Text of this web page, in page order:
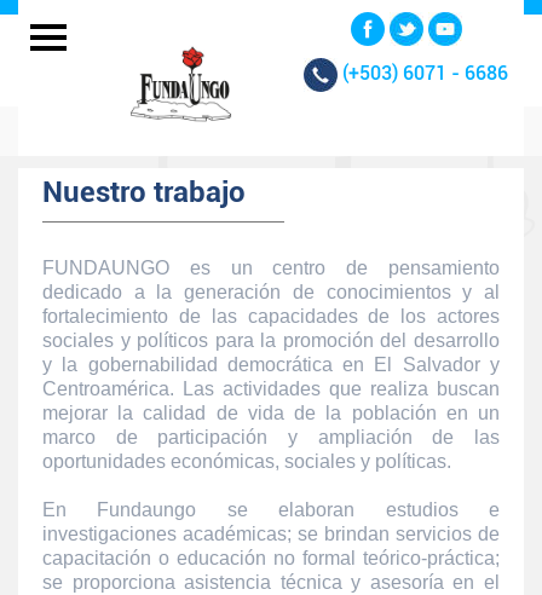
(+503) 6071 - 6686
Nuestro trabajo
FUNDAUNGO es un centro de pensamiento
dedicado a la generación de conocimientos y al
fortalecimiento de las capacidades de los actores
sociales y políticos para la promoción del desarrollo
y la gobernabilidad democrática en El Salvador y
Centroamérica. Las actividades que realiza buscan
mejorar la calidad de vida de la población en un
marco de participación y ampliación de las
oportunidades económicas, sociales y políticas.
En Fundaungo se elaboran estudios e
investigaciones académicas; se brindan servicios de
capacitación o educación no formal teórico-práctica;
se proporciona asistencia técnica y asesoría en el